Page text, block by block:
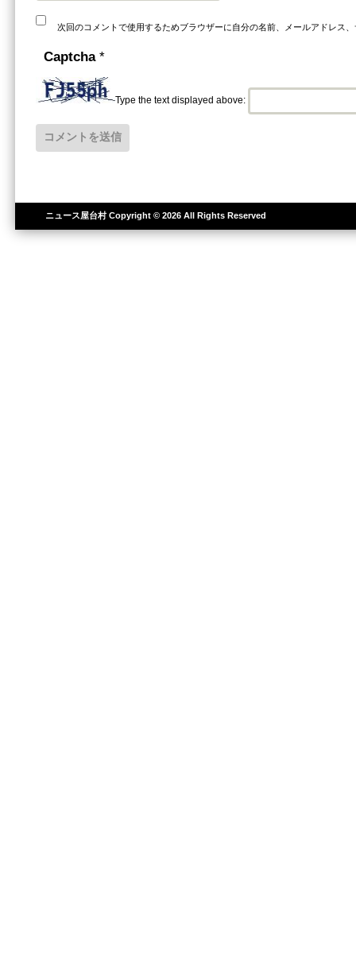
次回のコメントで使用するためブラウザーに自分の名前、メールアドレス
Captcha *
Type the text displayed above:
ニュース屋台村Copyright © 2026 All Rights Reserved